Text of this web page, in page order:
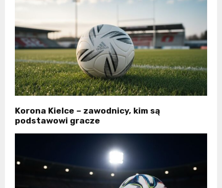
Korona Kielce – zawodnicy, kim są
podstawowi gracze